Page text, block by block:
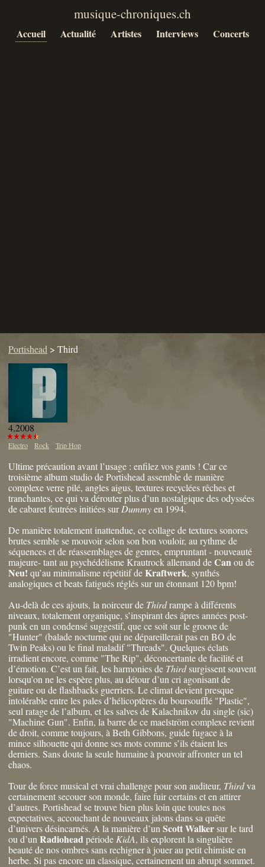
Accueil Actualité Artistes Interviews Concerts
Portishead > Third
4.2008
Electro Rock Trip Hop
Ultime précaution avant l’usage : enfilez vos gants ! Car ce
troisième album studio de Portishead assemble de manière
complexe verre pilé, angles aigus, textures recyclées rêches et
tranchantes, ce qui va dérouter plus d’un nostalgique des odyssées
de cabaret feutrées initiées surDummyen 1994.
De manière totalement inattendue, ce collage de textures sonores
brutes semble se mouvoir selon son bon vouloir, au rythme de
séquences et de réassemblages de genres, empruntant - nouveauté
majeure- tant au psychédélisme Krautrock allemand deCanou de
Neu! qu’au minimalisme répétitif deKraftwerk, synthés
analogiques et beats fatigués réglés sur un étonnant 120 bpm!
Au-delà de ces ajouts, la noirceur de Thirdrampe à différents
niveaux, totalement organique, s’inspirant des âpres années post-
punk en un condensé suggestif, que ce soit sur le groove de
"Hunter" (balade nocturne qui ne dépareillerait pas en BO de
Twin Peaks) ou le final maladif "Threads". Quelques éclats
irradient encore, comme "The Rip", déconcertante de facilité et
d’émotion. C’est un fait, les harmonies de Thirdsurgissent souvent
lorsqu’on ne les espère plus, au détour d’un cri agonisant de
guitare ou de flashbacks guerriers. Le climat devient presque
intolérable entre les pales d’hélicoptères du boursoufflé "Plastic",
seul ratage de l’album, et les salves de Kalachnikov du single (sic)
"Machine Gun". Enfin, la barre de ce maelström complexe revient
de droit, comme toujours, à Beth Gibbons, guide fugace à la
mince silhouette qui donne ses mots comme s’ils étaient les
derniers. Sans doute la seule humaine à pouvoir affronter un tel
chaos.
Tour de force musical et vrai challenge pour son auditeur, Thirdva
certainement secouer son monde, faire fuir certains et en attirer
d’autres. Portishead se trouve bien plus loin que toutes nos
expectatives, accouchant de nouveaux jalons dans sa quête
d’univers désincarnés. A la manière d’un Scott Walkersur le tard
ou d’un Radioheadpériode KidA, ils explorent la singulière
beauté de nos ombres sans rechigner à jouer au petit chimiste en
herbe. Si pas encore un classique, certainement un abrupt sommet.